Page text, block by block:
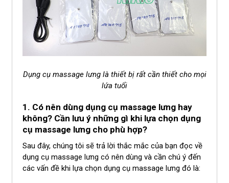
Dụng cụ massage lưng là thiết bị rất cần thiết cho mọi
lứa tuổi
1. Có nên dùng dụng cụ massage lưng hay
không? Cần lưu ý những gì khi lựa chọn dụng
cụ massage lưng cho phù hợp?
Sau đây, chúng tôi sẽ trả lời thắc mắc của bạn đọc về
dụng cụ massage lưng có nên dùng và cần chú ý đến
các vấn đề khi lựa chọn dụng cụ massage lưng đó là: